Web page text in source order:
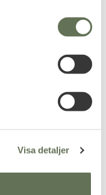
Visa detaljer